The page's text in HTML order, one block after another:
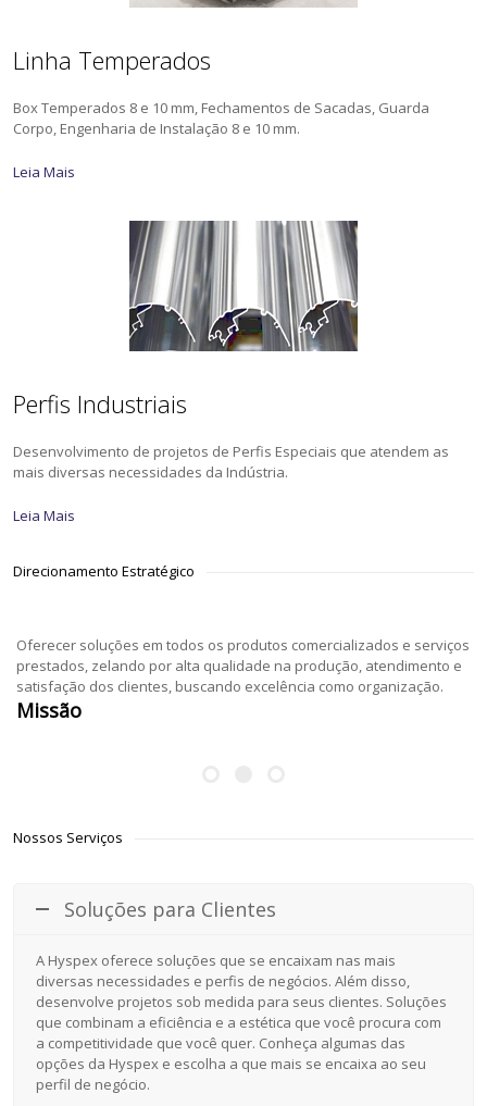
Linha Temperados
Box Temperados 8 e 10 mm, Fechamentos de Sacadas, Guarda
Corpo, Engenharia de Instalação 8 e 10 mm.
Leia Mais
Perfis Industriais
Desenvolvimento de projetos de Perfis Especiais que atendem as
mais diversas necessidades da Indústria.
Leia Mais
Direcionamento Estratégico
Oferecer soluções em todos os produtos comercializados e serviços
prestados, zelando por alta qualidade na produção, atendimento e
satisfação dos clientes, buscando excelência como organização.
Missão
Nossos Serviços
Soluções para Clientes
A Hyspex oferece soluções que se encaixam nas mais
diversas necessidades e perfis de negócios. Além disso,
desenvolve projetos sob medida para seus clientes. Soluções
que combinam a eficiência e a estética que você procura com
a competitividade que você quer. Conheça algumas das
opções da Hyspex e escolha a que mais se encaixa ao seu
perfil de negócio.